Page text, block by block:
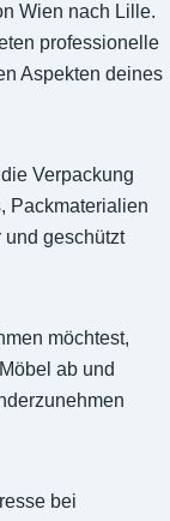
Wien nach Lille.
professionelle
Aspekten deines
Verpackung
Packmaterialien
und geschützt
möchtest,
ab und
bei